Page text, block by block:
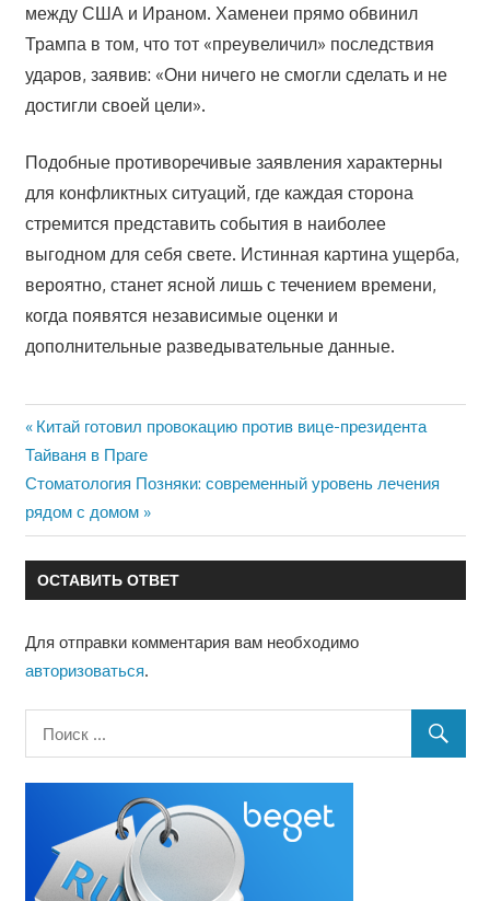
между США и Ираном. Хаменеи прямо обвинил
Трампа в том, что тот «преувеличил» последствия
ударов, заявив: «Они ничего не смогли сделать и не
достигли своей цели».
Подобные противоречивые заявления характерны
для конфликтных ситуаций, где каждая сторона
стремится представить события в наиболее
выгодном для себя свете. Истинная картина ущерба,
вероятно, станет ясной лишь с течением времени,
когда появятся независимые оценки и
дополнительные разведывательные данные.
Навигация
по
записям
Предыдущая
запись:
Китай готовил провокацию против вице-президента
Тайваня в Праге
Следующая
запись:
Стоматология Позняки: современный уровень лечения
рядом с домом
ОСТАВИТЬ ОТВЕТ
Для отправки комментария вам необходимо
авторизоваться.